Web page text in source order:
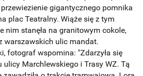
przewiezienie gigantycznego pomnika
plac Teatralny. Wiąże się z tym
nim stanęła na granitowym cokole,
warszawskich ulic mandat.
fotograf wspomina: "Zdarzyła się
ulicy Marchlewskiego i Trasy WZ. Tą